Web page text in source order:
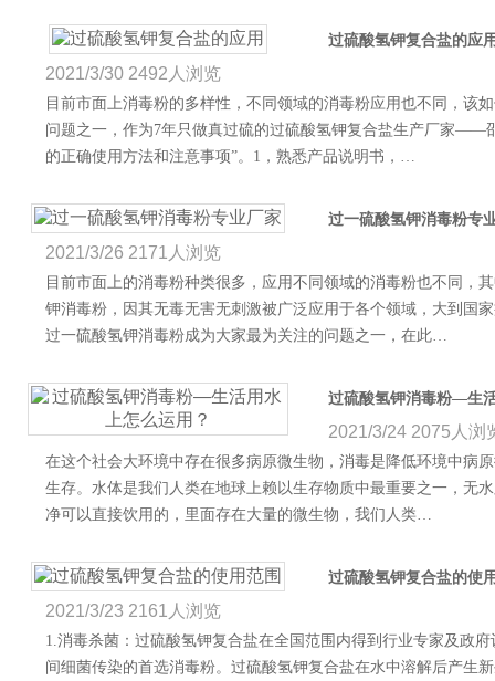
过硫酸氢钾复合盐的应
2021/3/30 2492人浏览
目前市面上消毒粉的多样性，不同领域的消毒粉应用也不同，该
问题之一，作为7年只做真过硫的过硫酸氢钾复合盐生产厂家——
的正确使用方法和注意事项”。1，熟悉产品说明书，…
过一硫酸氢钾消毒粉专
2021/3/26 2171人浏览
目前市面上的消毒粉种类很多，应用不同领域的消毒粉也不同，
钾消毒粉，因其无毒无害无刺激被广泛应用于各个领域，大到国
过一硫酸氢钾消毒粉成为大家最为关注的问题之一，在此…
过硫酸氢钾消毒粉—生
2021/3/24 2075人浏
在这个社会大环境中存在很多病原微生物，消毒是降低环境中病
生存。水体是我们人类在地球上赖以生存物质中最重要之一，无
净可以直接饮用的，里面存在大量的微生物，我们人类…
过硫酸氢钾复合盐的使
2021/3/23 2161人浏览
1.消毒杀菌：过硫酸氢钾复合盐在全国范围内得到行业专家及政
间细菌传染的首选消毒粉。过硫酸氢钾复合盐在水中溶解后产生